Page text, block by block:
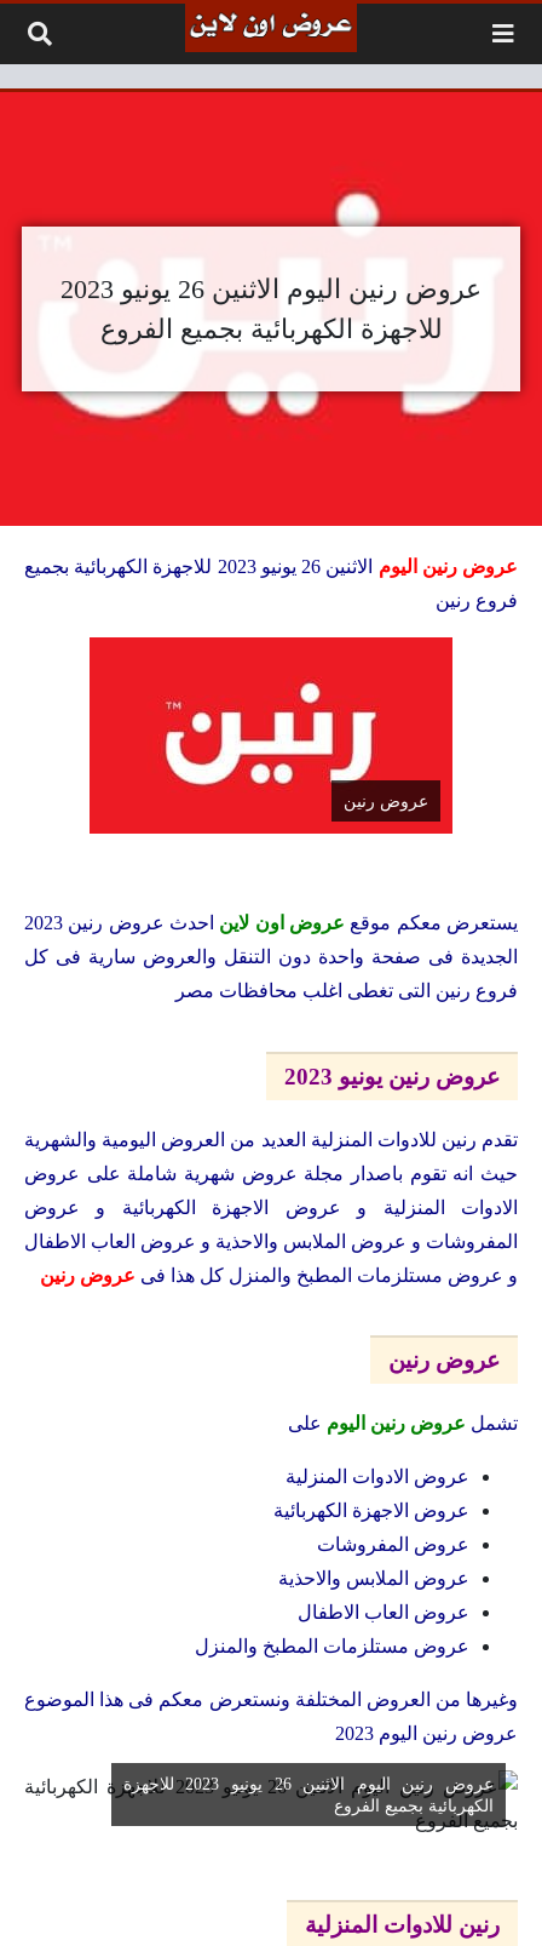
عروض رنين اليوم الاثنين 26 يونيو 2023
للاجهزة الكهربائية بجميع الفروع
عروض رنين اليوم
الاثنين 26 يونيو 2023 للاجهزة الكهربائية بجميع
فروع رنين
عروض رنين
يستعرض معكم موقع عروض اون لاين
احدث عروض رنين 2023
الجديدة فى صفحة واحدة دون التنقل والعروض سارية فى كل
فروع رنين التى تغطى اغلب محافظات مصر
عروض رنين يونيو 2023
تقدم رنين للادوات المنزلية العديد من العروض اليومية والشهرية
حيث انه تقوم باصدار مجلة عروض شهرية شاملة على عروض
الادوات المنزلية و عروض الاجهزة الكهربائية و عروض
المفروشات و عروض الملابس والاحذية و عروض العاب الاطفال
و عروض مستلزمات المطبخ والمنزل كل هذا فى عروض رنين
عروض رنين
تشمل عروض رنين اليوم على
عروض الادوات المنزلية
عروض الاجهزة الكهربائية
عروض المفروشات
عروض الملابس والاحذية
عروض العاب الاطفال
عروض مستلزمات المطبخ والمنزل
وغيرها من العروض المختلفة ونستعرض معكم فى هذا الموضوع
عروض رنين اليوم 2023
عروض رنين اليوم الاثنين 26 يونيو 2023 للاجهزة
الكهربائية بجميع الفروع
رنين للادوات المنزلية